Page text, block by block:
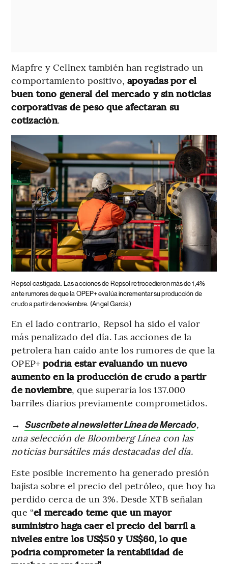
Mapfre y Cellnex también han registrado un
comportamiento positivo, apoyadas por el
buen tono general del mercado y sin noticias
corporativas de peso que afectaran su
cotización.
Repsol castigada. Las acciones de Repsol retrocedieron más de 1,4%
ante rumores de que la OPEP+ evalúa incrementar su producción de
crudo a partir de noviembre. (Angel Garcia)
En el lado contrario, Repsol ha sido el valor
más penalizado del día. Las acciones de la
petrolera han caído ante los rumores de que la
OPEP+ podría estar evaluando un nuevo
aumento en la producción de crudo a partir
de noviembre, que superaría los 137.000
barriles diarios previamente comprometidos.
→ Suscríbete al newsletter Línea de Mercado,
una selección de Bloomberg Línea con las
noticias bursátiles más destacadas del día.
Este posible incremento ha generado presión
bajista sobre el precio del petróleo, que hoy ha
perdido cerca de un 3%. Desde XTB señalan
que “el mercado teme que un mayor
suministro haga caer el precio del barril a
niveles entre los US$50 y US$60, lo que
podría comprometer la rentabilidad de